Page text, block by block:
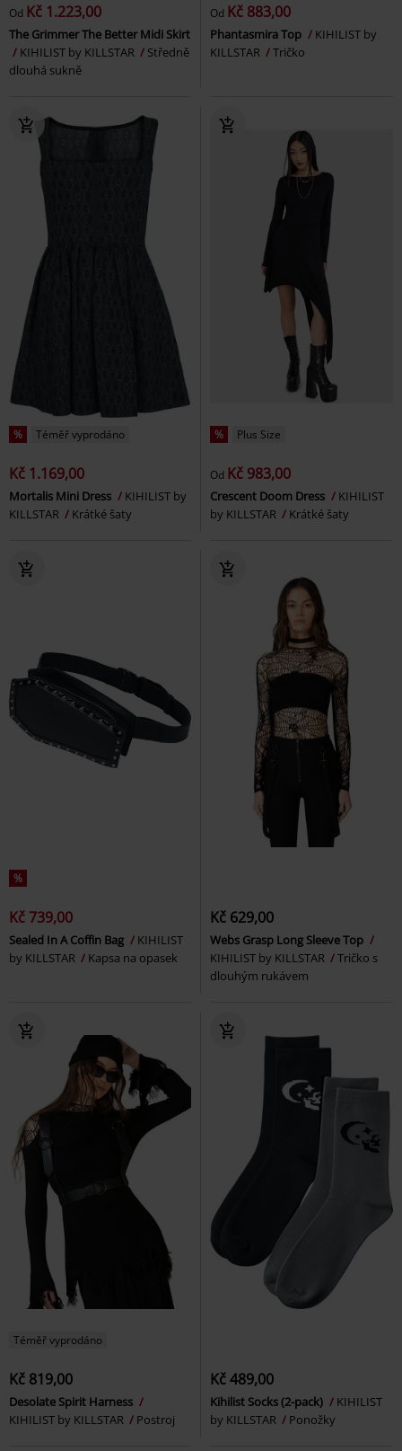
Od Kč 1.223,00
The Grimmer The Better Midi Skirt
KIHILIST by KILLSTAR
Středně
dlouhá sukně
Od Kč 883,00
Phantasmira Top
KIHILIST by
KILLSTAR
Tričko
% Téměř vyprodáno
Kč 1.169,00
Mortalis Mini Dress
KIHILIST by
KILLSTAR
Krátké šaty
% Plus Size
Od Kč 983,00
Crescent Doom Dress
KIHILIST
by KILLSTAR
Krátké šaty
%
Kč 739,00
Sealed In A Coffin Bag
KIHILIST
by KILLSTAR
Kapsa na opasek
Kč 629,00
Webs Grasp Long Sleeve Top
KIHILIST by KILLSTAR
Tričko s
dlouhým rukávem
Téměř vyprodáno
Kč 819,00
Desolate Spirit Harness
KIHILIST by KILLSTAR
Postroj
Kč 489,00
Kihilist Socks (2-pack)
KIHILIST
by KILLSTAR
Ponožky